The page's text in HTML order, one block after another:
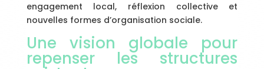
engagement local, réflexion collective et
nouvelles formes d’organisation sociale.
Une vision globale pour
repenser les structures